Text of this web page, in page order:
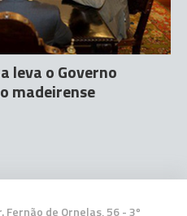
leva o Governo
madeirense
Fernão de Ornelas, 56 - 3º